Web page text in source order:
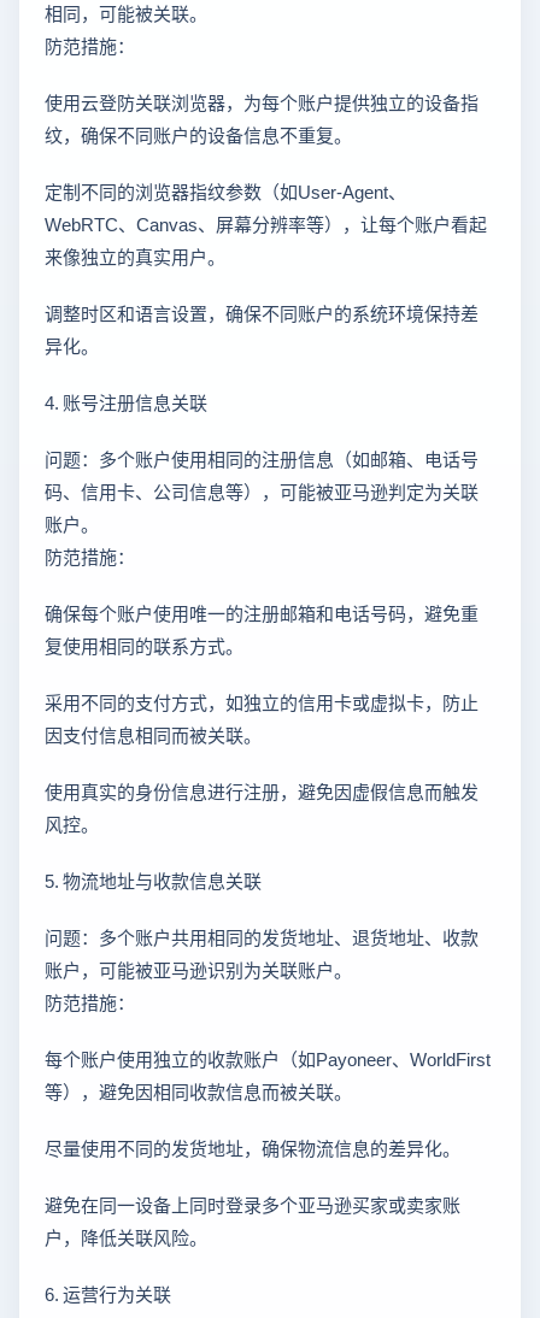
相同，可能被关联。
防范措施：
使用云登防关联浏览器，为每个账户提供独立的设备指
纹，确保不同账户的设备信息不重复。
定制不同的浏览器指纹参数（如User-Agent、
WebRTC、Canvas、屏幕分辨率等），让每个账户看起
来像独立的真实用户。
调整时区和语言设置，确保不同账户的系统环境保持差
异化。
4. 账号注册信息关联
问题：多个账户使用相同的注册信息（如邮箱、电话号
码、信用卡、公司信息等），可能被亚马逊判定为关联
账户。
防范措施：
确保每个账户使用唯一的注册邮箱和电话号码，避免重
复使用相同的联系方式。
采用不同的支付方式，如独立的信用卡或虚拟卡，防止
因支付信息相同而被关联。
使用真实的身份信息进行注册，避免因虚假信息而触发
风控。
5. 物流地址与收款信息关联
问题：多个账户共用相同的发货地址、退货地址、收款
账户，可能被亚马逊识别为关联账户。
防范措施：
每个账户使用独立的收款账户（如Payoneer、WorldFirst
等），避免因相同收款信息而被关联。
尽量使用不同的发货地址，确保物流信息的差异化。
避免在同一设备上同时登录多个亚马逊买家或卖家账
户，降低关联风险。
6. 运营行为关联